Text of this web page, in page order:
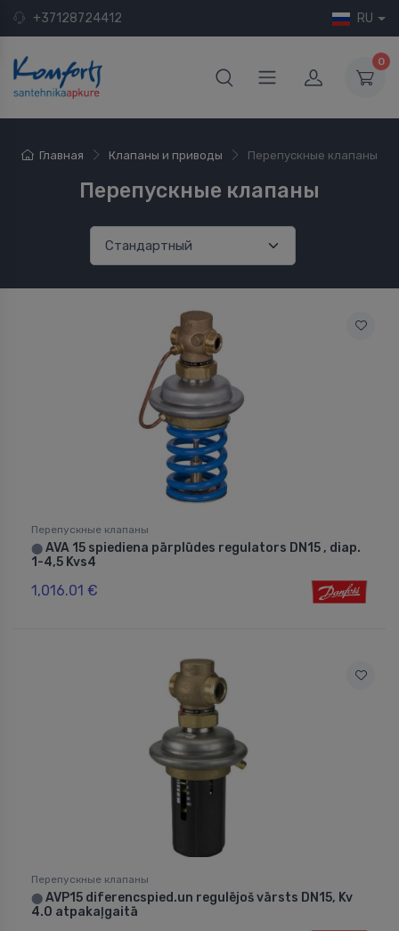
+37128724412 RU
0
Главная Клапаны и приводы Перепускные клапаны
Перепускные клапаны
Перепускные клапаны
⬤ AVA 15 spiediena pārplūdes regulators DN15 , diap.
1-4,5 Kvs4
1,016.01 €
Перепускные клапаны
⬤ AVP15 diferencspied.un regulējoš vārsts DN15, Kv
4.0 atpakaļgaitā